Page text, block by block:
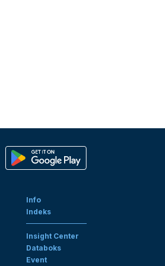
Info
Indeks
Insight Center
Databoks
Event